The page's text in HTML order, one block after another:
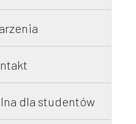
dla studentów